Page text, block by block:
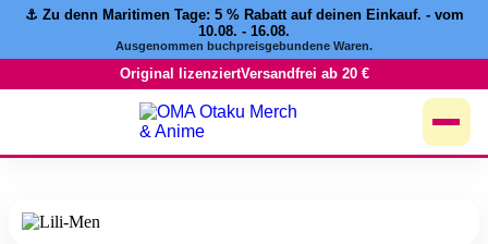
Zum
springen
⚓️ Zu denn Maritimen Tage: 5 % Rabattauf deinen Einkauf. - vom
10.08. - 16.08.
Ausgenommen buchpreisgebundene Waren.
Original lizenziertVersandfrei ab 20 €